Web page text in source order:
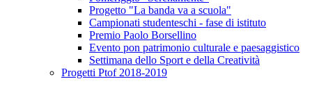
Progetto "La banda va a scuola"
Campionati studenteschi - fase di istituto
Premio Paolo Borsellino
Evento pon patrimonio culturale e paesaggistico
Settimana dello Sport e della Creatività
Progetti Ptof 2018-2019